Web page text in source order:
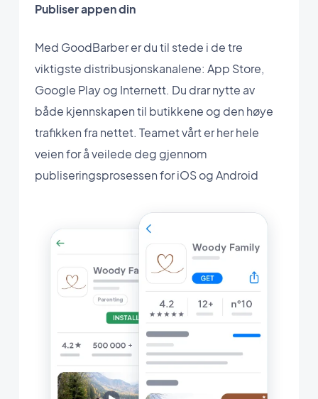
Publiser appen din
Med GoodBarber er du til stede i de tre
viktigste distribusjonskanalene: App Store,
Google Play og Internett. Du drar nytte av
både kjennskapen til butikkene og den høye
trafikken fra nettet. Teamet vårt er her hele
veien for å veilede deg gjennom
publiseringsprosessen for iOS og Android